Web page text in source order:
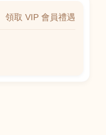
領取 VIP 會員禮遇